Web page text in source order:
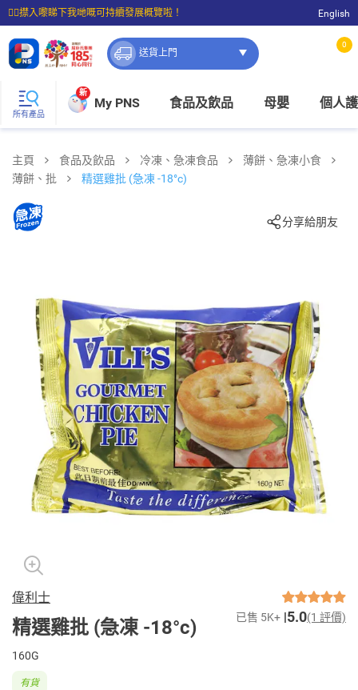
☝🏼㩒入嚟睇下我哋嘅可持續發展概覽啦！
⭐購物滿$399即享免費送貨；滿$100即可免費店取。
English
送貨上門
0
所有產品
新
My PNS 食品及飲品 母嬰 個人
主頁 食品及飲品 冷凍、急凍食品
薄餅、急凍小食
薄餅、批
精選雞批 (急凍 -18°c)
分享給朋友
偉利士
精選雞批 (急凍 -18°c) 已售 5K+ 5.0(1 評價)
160G
有貨